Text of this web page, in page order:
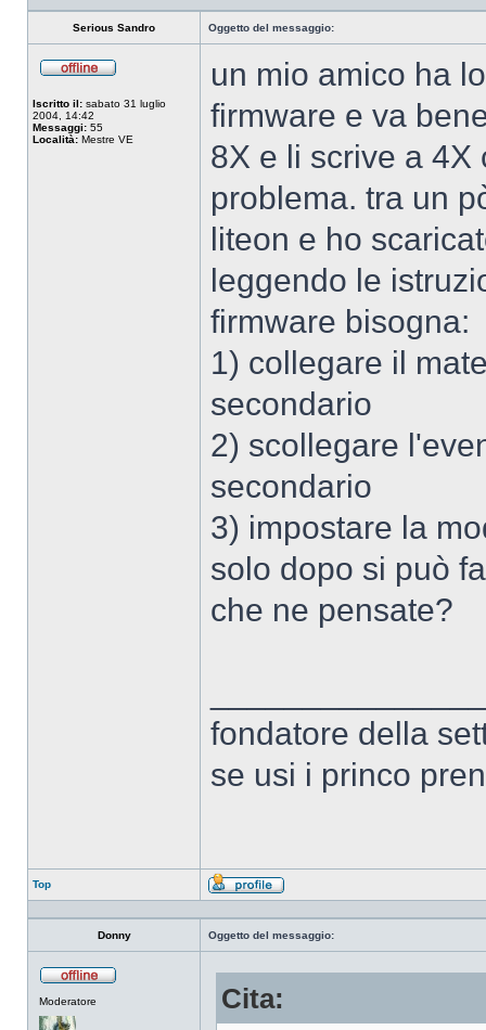
Serious Sandro Oggetto del messaggio:
Iscritto il: sabato 31 luglio
2004, 14:42
Messaggi: 55
Località: Mestre VE
un mio amico ha
firmware e va
8X e li scrive a 4X
problema. tra un
liteon e ho
leggendo le
firmware bisogna:
1) collegare il
secondario
2) scollegare
secondario
3) impostare la
solo dopo si può
che ne pensate?
fondatore della
se usi i princo
Top
Profilo
Donny Oggetto del messaggio:
Moderatore Cita: